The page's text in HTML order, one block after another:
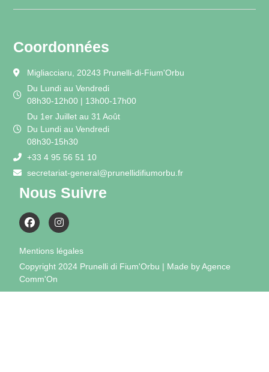
Coordonnées
Migliacciaru, 20243 Prunelli-di-Fium'Orbu
Du Lundi au Vendredi
08h30-12h00 | 13h00-17h00
Du 1er Juillet au 31 Août
Du Lundi au Vendredi
08h30-15h30
+33 4 95 56 51 10
secretariat-general@prunellidifiumorbu.fr
Nous Suivre
Mentions légales
Copyright 2024 Prunelli di Fium'Orbu | Made by Agence
Comm'On